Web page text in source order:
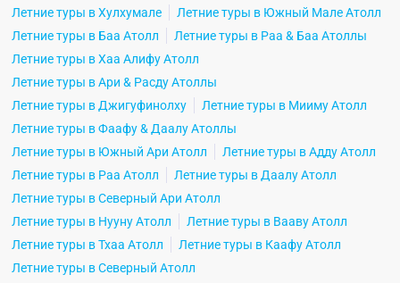
Летние туры в Хулхумале
Летние туры в Южный Мале Атолл
Летние туры в Баа Атолл
Летние туры в Раа & Баа Атоллы
Летние туры в Хаа Алифу Атолл
Летние туры в Ари & Расду Атоллы
Летние туры в Джигуфинолху
Летние туры в Мииму Атолл
Летние туры в Фаафу & Даалу Атоллы
Летние туры в Южный Ари Атолл
Летние туры в Адду Атолл
Летние туры в Раа Атолл
Летние туры в Даалу Атолл
Летние туры в Северный Ари Атолл
Летние туры в Нууну Атолл
Летние туры в Вааву Атолл
Летние туры в Тхаа Атолл
Летние туры в Каафу Атолл
Летние туры в Северный Атолл